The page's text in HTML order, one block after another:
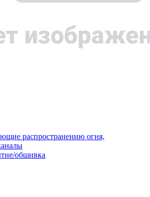
распространению огня,
обшивка